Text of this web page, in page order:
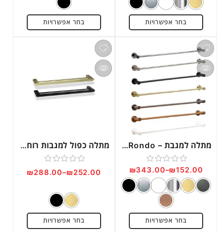
5
בחר אפשרויות בחר אפשרויות
מתלה למגבת – Rondo דגם RO16
דורג
0
מתוך
₪152.00
–
₪343.00
בחר אפשרויות
מתלה כפול למגבות רוחב 615 מ”מ דגם RR18
דורג
מתוך
₪252.00
–
₪288.00
בחר אפשרויות